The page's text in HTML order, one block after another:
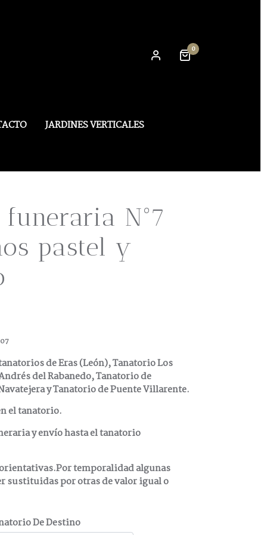
0
JARDINES VERTICALES
funeraria Nº7
pastel y
de Eras (León), Tanatorio Los
del Rabanedo, Tanatorio de
y Tanatorio de Puente Villarente.
el tanatorio.
y envío hasta el tanatorio
temporalidad algunas
sustituidas por otras de valor igual o
De Destino